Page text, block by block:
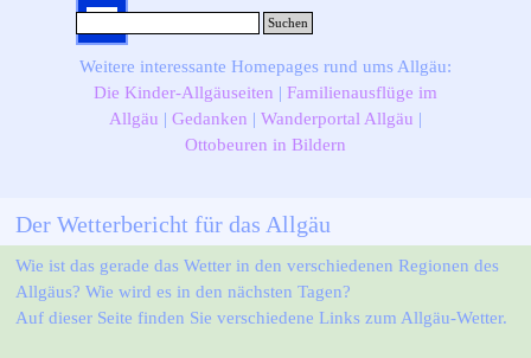
Weitere interessante Homepages rund ums Allgäu:
Die Kinder-Allgäuseiten | Familienausflüge im
Allgäu | Gedanken | Wanderportal Allgäu |
Ottobeuren in Bildern
Suchen
Der Wetterbericht für das Allgäu
Wie ist das gerade das Wetter in den verschiedenen Regionen des
Allgäus? Wie wird es in den nächsten Tagen?
Auf dieser Seite finden Sie verschiedene Links zum Allgäu-Wetter.